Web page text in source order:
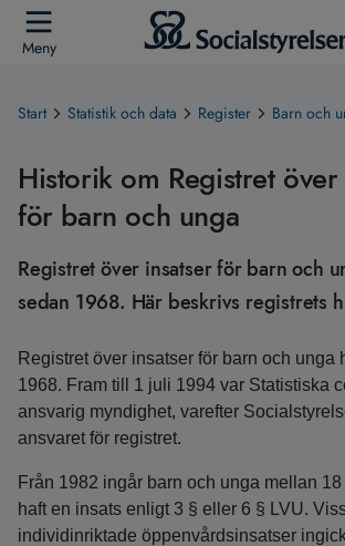
Meny
Start Statistik och data Register Barn och
Historik om Registret över
för barn och unga
Registret över insatser för barn och
sedan 1968. Här beskrivs registrets
Registret över insatser för barn och unga
1968. Fram till 1 juli 1994 var Statistiska
ansvarig myndighet, varefter
ansvaret för registret.
Från 1982 ingår barn och unga mellan
haft en insats enligt 3 § eller 6 § LVU.
individinriktade öppenvårdsinsatser ingick